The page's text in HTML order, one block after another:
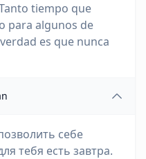
tiempo que
para algunos de
es que nunca
себе
тебя есть завтра.